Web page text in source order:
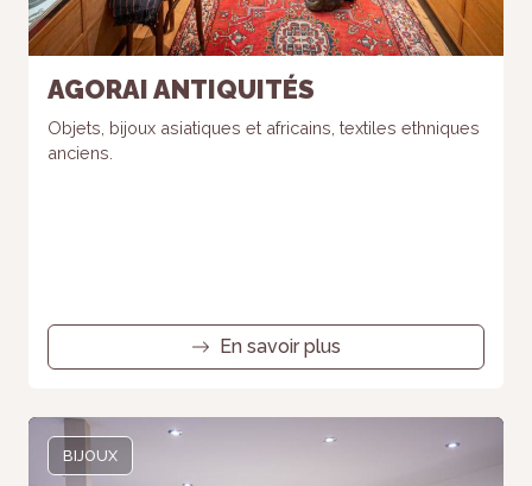
AGORAI ANTIQUITÉS
Objets, bijoux asiatiques et africains, textiles ethniques
anciens.
En savoir plus
BIJOUX